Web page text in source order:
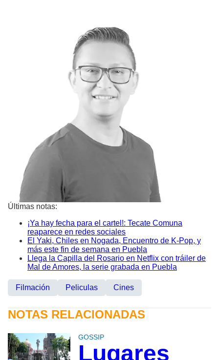
Últimas notas:
¡Ya hay fecha para el cartel!: Tecate Comuna
reaparece en redes sociales
El Yaki, Chiles en Nogada, Encuentro de K-Pop, y
más este fin de semana en Puebla
Llega la Capilla del Rosario en Netflix con tráiler de
Mal de Amores, la serie grabada en Puebla
Filmación Peliculas Cines
NOTAS RELACIONADAS
GOSSIP
Lugares